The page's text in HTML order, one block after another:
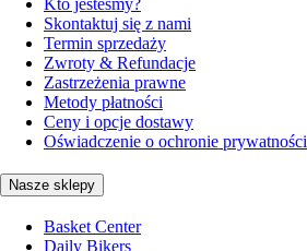
Skontaktuj się z nami
Termin sprzedaży
Zwroty & Refundacje
Zastrzeżenia prawne
Metody płatności
Ceny i opcje dostawy
Oświadczenie o ochronie prywatności
Nasze sklepy
Basket Center
Daily Bikers